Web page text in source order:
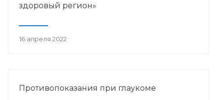
здоровый регион»
16 апреля 2022
Противопоказания при глаукоме